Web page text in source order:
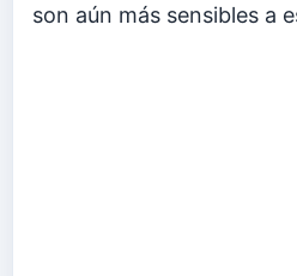
son aún más sensibles a